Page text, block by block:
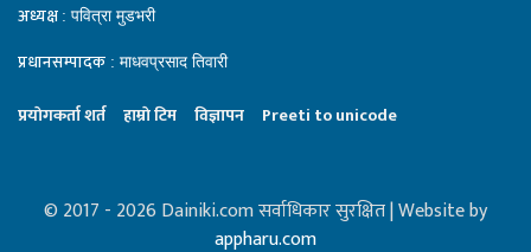
अध्यक्ष : पवित्रा मुडभरी
प्रधानसम्पादक : माधवप्रसाद तिवारी
प्रयाेगकर्ता शर्त हाम्राे टिम विज्ञापन Preeti to unicode
© 2017 - 2026 Dainiki.com सर्वाधिकार सुरक्षित | Website by
appharu.com